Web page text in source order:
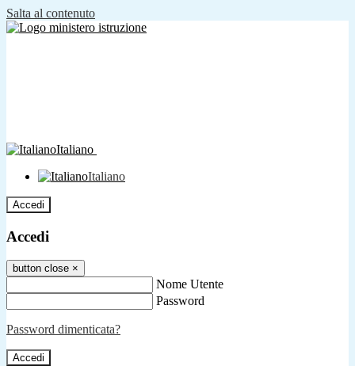
Salta al contenuto
Italiano
Italiano
Accedi
Accedi
button close ×
Nome Utente
Password
Password dimenticata?